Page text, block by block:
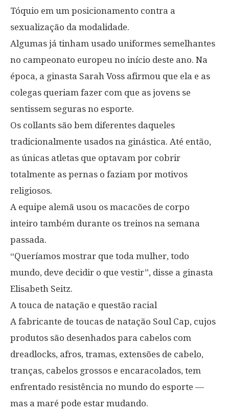
Tóquio em um posicionamento contra a
sexualização da modalidade.
Algumas já tinham usado uniformes semelhantes
no campeonato europeu no início deste ano. Na
época, a ginasta Sarah Voss afirmou que ela e as
colegas queriam fazer com que as jovens se
sentissem seguras no esporte.
Os collants são bem diferentes daqueles
tradicionalmente usados na ginástica. Até então,
as únicas atletas que optavam por cobrir
totalmente as pernas o faziam por motivos
religiosos.
A equipe alemã usou os macacões de corpo
inteiro também durante os treinos na semana
passada.
“Queríamos mostrar que toda mulher, todo
mundo, deve decidir o que vestir”, disse a ginasta
Elisabeth Seitz.
A touca de natação e questão racial
A fabricante de toucas de natação Soul Cap, cujos
produtos são desenhados para cabelos com
dreadlocks, afros, tramas, extensões de cabelo,
tranças, cabelos grossos e encaracolados, tem
enfrentado resistência no mundo do esporte —
mas a maré pode estar mudando.